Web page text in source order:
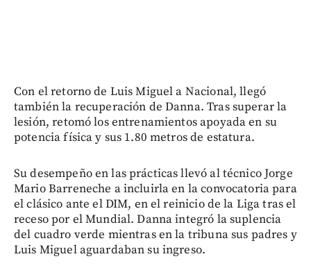
Con el retorno de Luis Miguel a Nacional, llegó
también la recuperación de Danna. Tras superar la
lesión, retomó los entrenamientos apoyada en su
potencia física y sus 1.80 metros de estatura.
Su desempeño en las prácticas llevó al técnico Jorge
Mario Barreneche a incluirla en la convocatoria para
el clásico ante el DIM, en el reinicio de la Liga tras el
receso por el Mundial. Danna integró la suplencia
del cuadro verde mientras en la tribuna sus padres y
Luis Miguel aguardaban su ingreso.